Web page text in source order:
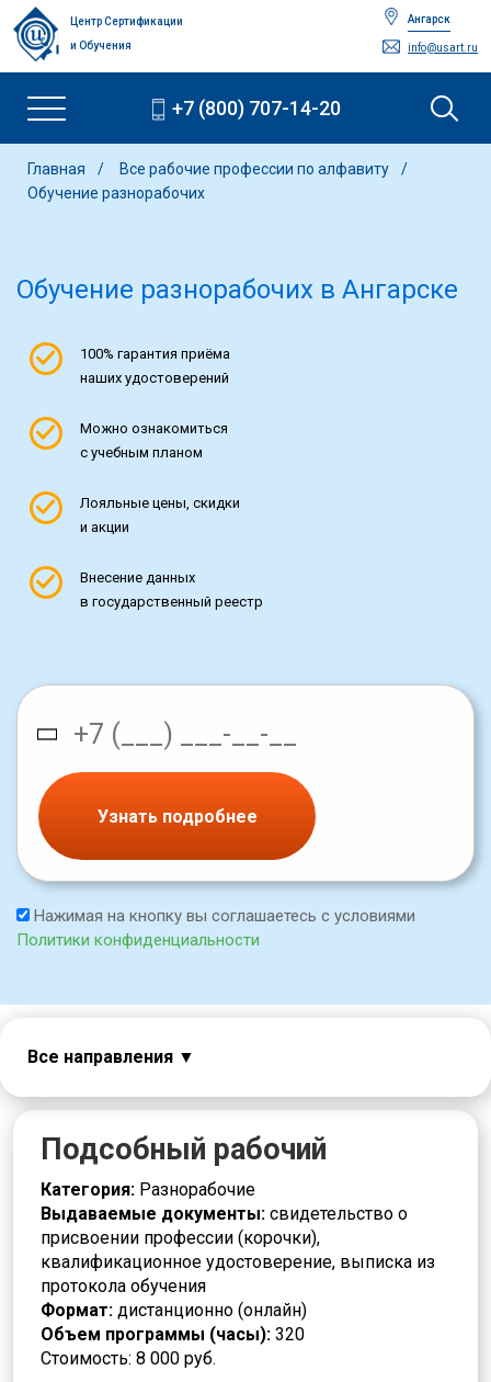
Центр Сертификации
и Обучения
Ангарск
info@usart.ru
+7 (800) 707-14-20
Главная
Все рабочие профессии по алфавиту
Обучение разнорабочих
Обучение разнорабочих в Ангарске
100% гарантия приёма
наших удостоверений
Можно ознакомиться
с учебным планом
Лояльные цены, скидки
и акции
Внесение данных
в государственный реестр
Узнать подробнее
Нажимая на кнопку вы соглашаетесь с условиями
Политики конфиденциальности
Все направления
Автоматчик
Агент
Аналитик
Аппаратчик
Безопасность
Бригадир
Бурильщик
Вакуумщик
Вальцовщик
Варщик
Водитель погрузчика
Подсобный рабочий
Категория: Разнорабочие
Выдаваемые документы: свидетельство о
присвоении профессии (корочки),
квалификационное удостоверение, выписка из
протокола обучения
Формат: дистанционно (онлайн)
Объем программы (часы): 320
Стоимость: 8 000 руб.